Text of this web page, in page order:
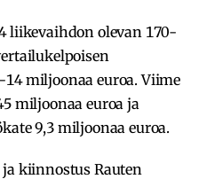
liikevaihdon olevan 170-
miljoonaa euroa. Viime
miljoonaa euroa ja
9,3 miljoonaa euroa.
kiinnostus Rauten